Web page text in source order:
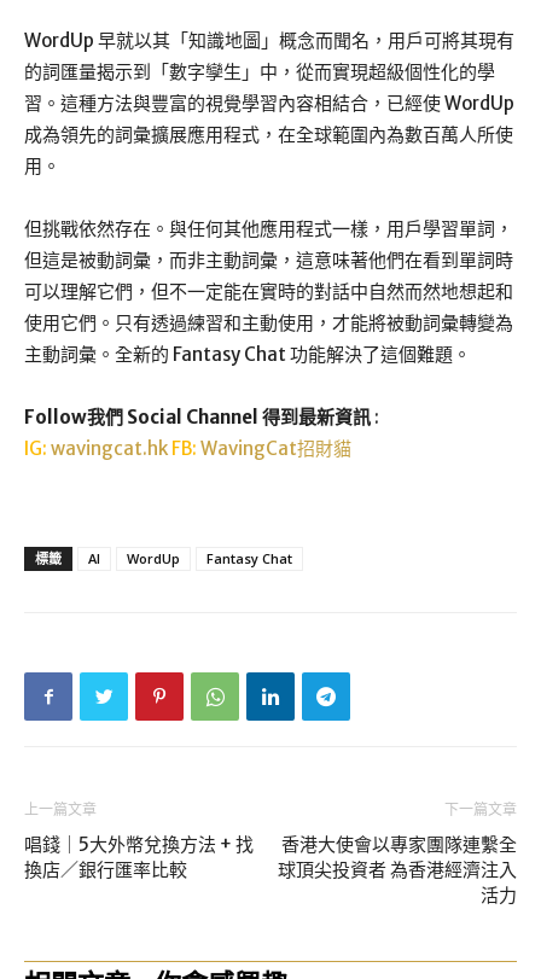
WordUp 早就以其「知識地圖」概念而聞名，用戶可將其現有
的詞匯量揭示到「數字孿生」中，從而實現超級個性化的學
習。這種方法與豐富的視覺學習內容相結合，已經使 WordUp
成為領先的詞彙擴展應用程式，在全球範圍內為數百萬人所使
用。
但挑戰依然存在。與任何其他應用程式一樣，用戶學習單詞，
但這是被動詞彙，而非主動詞彙，這意味著他們在看到單詞時
可以理解它們，但不一定能在實時的對話中自然而然地想起和
使用它們。只有透過練習和主動使用，才能將被動詞彙轉變為
主動詞彙。全新的 Fantasy Chat 功能解決了這個難題。
Follow我們 Social Channel 得到最新資訊 :
IG: wavingcat.hk FB: WavingCat招財貓
標籤 AI WordUp Fantasy Chat
上一篇文章
唱錢｜5大外幣兌換方法 + 找
換店／銀行匯率比較
下一篇文章
香港大使會以專家團隊連繫全
球頂尖投資者 為香港經濟注入
活力